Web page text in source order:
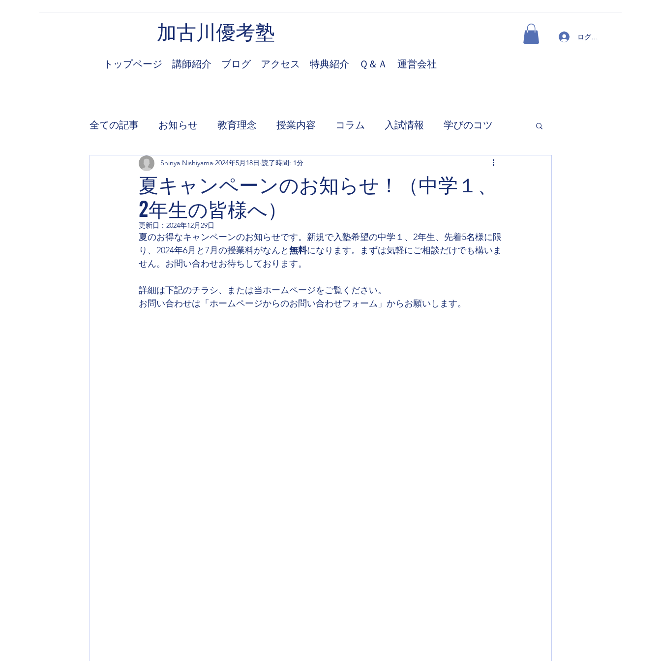
加古川優考塾 ログイン
トップページ 講師紹介 ブログ アクセス 特典紹介 Ｑ＆Ａ 運営会社
全ての記事 お知らせ 教育理念 授業内容 コラム 入試情報 学びのコツ
夏キャンペーンのお知らせ！（中学１、
2年生の皆様へ）
Shinya Nishiyama 2024年5月18日 読了時間: 1分
更新日： 2024年12月29日
夏のお得なキャンペーンのお知らせです。新規で入塾希望の中学１、2年生、先着5名様に限
り、2024年6月と7月の授業料がなんと無料になります。まずは気軽にご相談だけでも構いま
せん。お問い合わせお待ちしております。
詳細は下記のチラシ、または当ホームページをご覧ください。
お問い合わせは「ホームページからのお問い合わせフォーム」からお願いします。